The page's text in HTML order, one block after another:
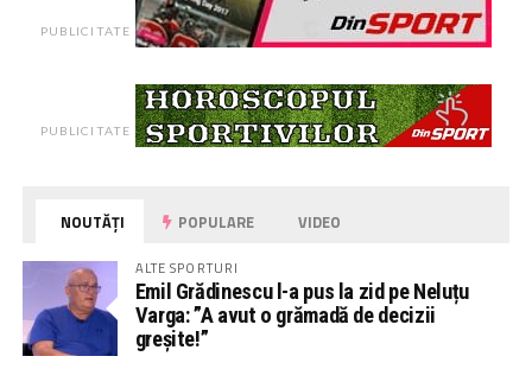
PUBLICITATE
PUBLICITATE
NOUTĂȚI POPULARE VIDEO
ALTE SPORTURI
Emil Grădinescu l-a pus la zid pe Neluțu
Varga: ”A avut o grămadă de decizii
greșite!”